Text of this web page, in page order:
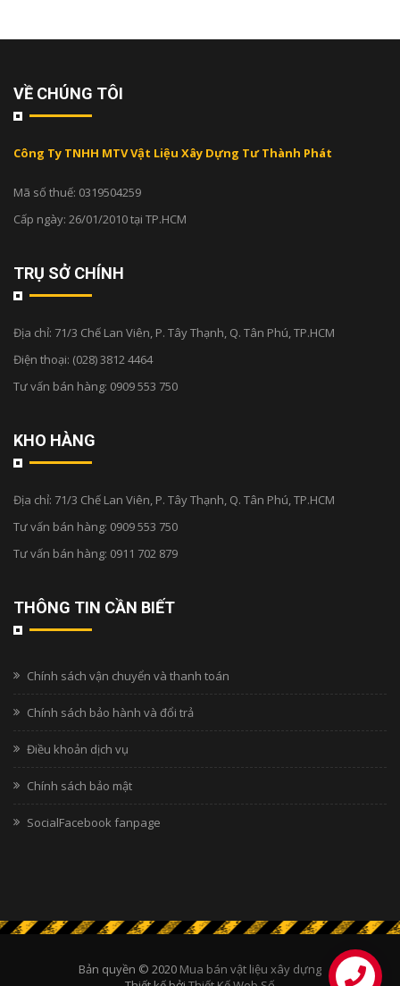
VỀ CHÚNG TÔI
Công Ty TNHH MTV Vật Liệu Xây Dựng Tư Thành Phát
Mã số thuế: 0319504259
Cấp ngày: 26/01/2010 tại TP.HCM
TRỤ SỞ CHÍNH
Địa chỉ: 71/3 Chế Lan Viên, P. Tây Thạnh, Q. Tân Phú, TP.HCM
Điện thoại: (028) 3812 4464
Tư vấn bán hàng: 0909 553 750
KHO HÀNG
Địa chỉ: 71/3 Chế Lan Viên, P. Tây Thạnh, Q. Tân Phú, TP.HCM
Tư vấn bán hàng: 0909 553 750
Tư vấn bán hàng: 0911 702 879
THÔNG TIN CẦN BIẾT
Chính sách vận chuyển và thanh toán
Chính sách bảo hành và đổi trả
Điều khoản dịch vụ
Chính sách bảo mật
SocialFacebook fanpage
Bản quyền © 2020 Mua bán vật liệu xây dựng